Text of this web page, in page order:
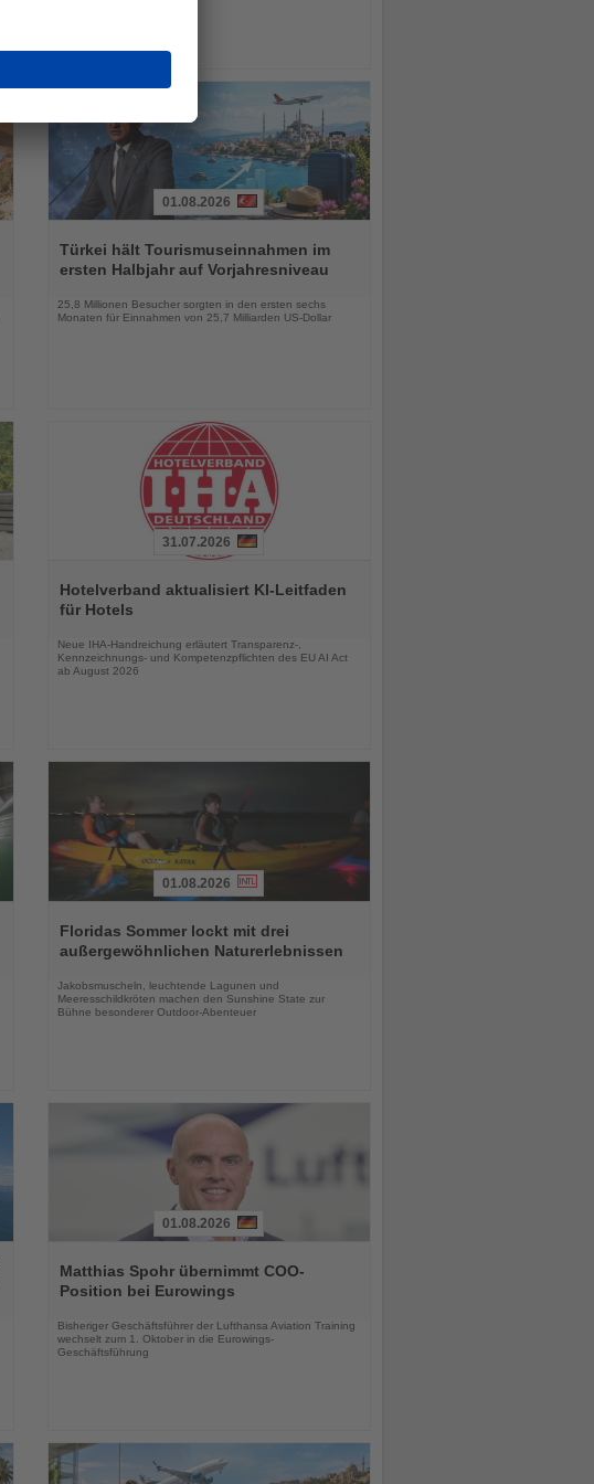
Sie
die
01.08.2026
Türkei hält Tourismuseinnahmen im
ersten Halbjahr auf Vorjahresniveau
25,8 Millionen Besucher sorgten in den ersten sechs
Monaten für Einnahmen von 25,7 Milliarden US-Dollar
Sie
die
31.07.2026
Hotelverband aktualisiert KI-Leitfaden
für Hotels
Neue IHA-Handreichung erläutert Transparenz-,
Kennzeichnungs- und Kompetenzpflichten des EU AI Act
ab August 2026
Sie
die
Nachrichten
01.08.2026
Floridas Sommer lockt mit drei
außergewöhnlichen Naturerlebnissen
Jakobsmuscheln, leuchtende Lagunen und
Meeresschildkröten machen den Sunshine State zur
Bühne besonderer Outdoor-Abenteuer
Sie
die
01.08.2026
Matthias Spohr übernimmt COO-
Position bei Eurowings
Bisheriger Geschäftsführer der Lufthansa Aviation Training
wechselt zum 1. Oktober in die Eurowings-
Geschäftsführung